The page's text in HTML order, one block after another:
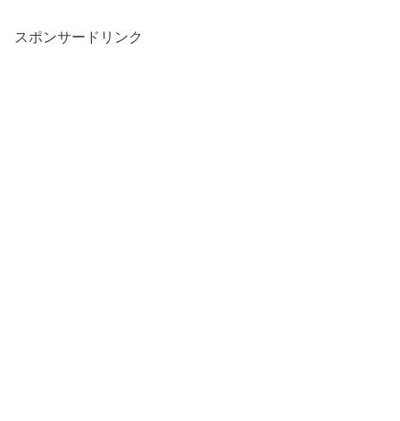
スポンサードリンク